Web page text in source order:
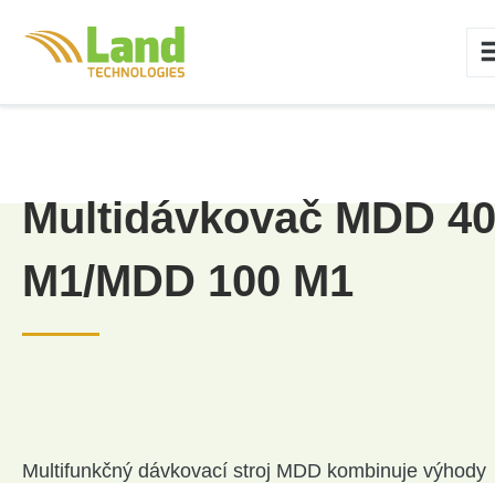
Multidávkovač MDD 40
M1/MDD 100 M1
Multifunkčný dávkovací stroj MDD kombinuje výhody